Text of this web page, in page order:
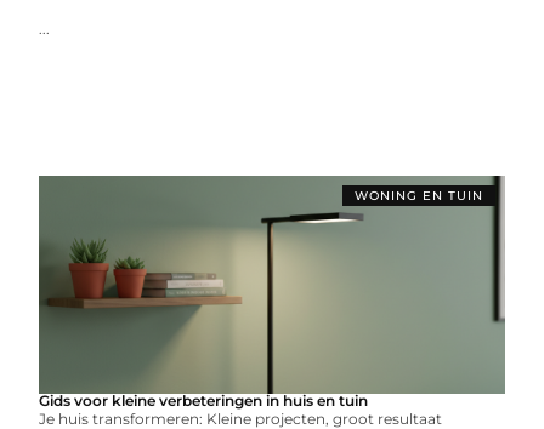
...
WONING EN TUIN
Gids voor kleine verbeteringen in huis en tuin
Je huis transformeren: Kleine projecten, groot resultaat